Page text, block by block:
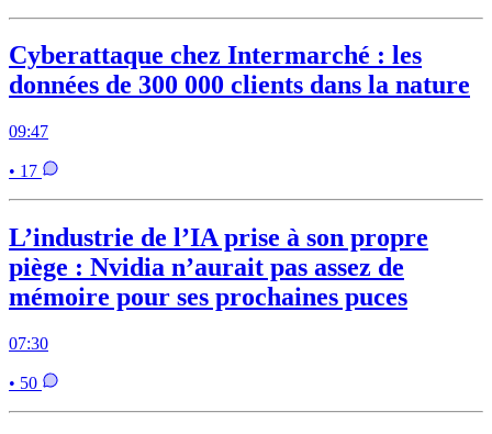
Cyberattaque chez Intermarché : les
données de 300 000 clients dans la nature
09:47
• 17
L’industrie de l’IA prise à son propre
piège : Nvidia n’aurait pas assez de
mémoire pour ses prochaines puces
07:30
• 50